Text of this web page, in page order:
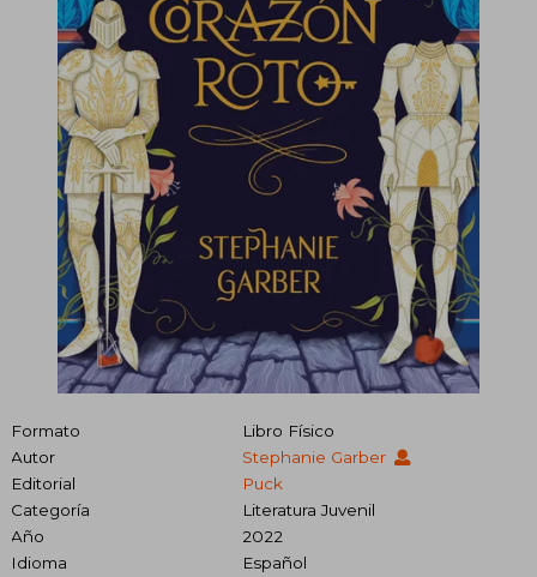
Formato
Libro Físico
Autor
Stephanie Garber
Editorial
Puck
Categoría
Literatura Juvenil
Año
2022
Idioma
Español